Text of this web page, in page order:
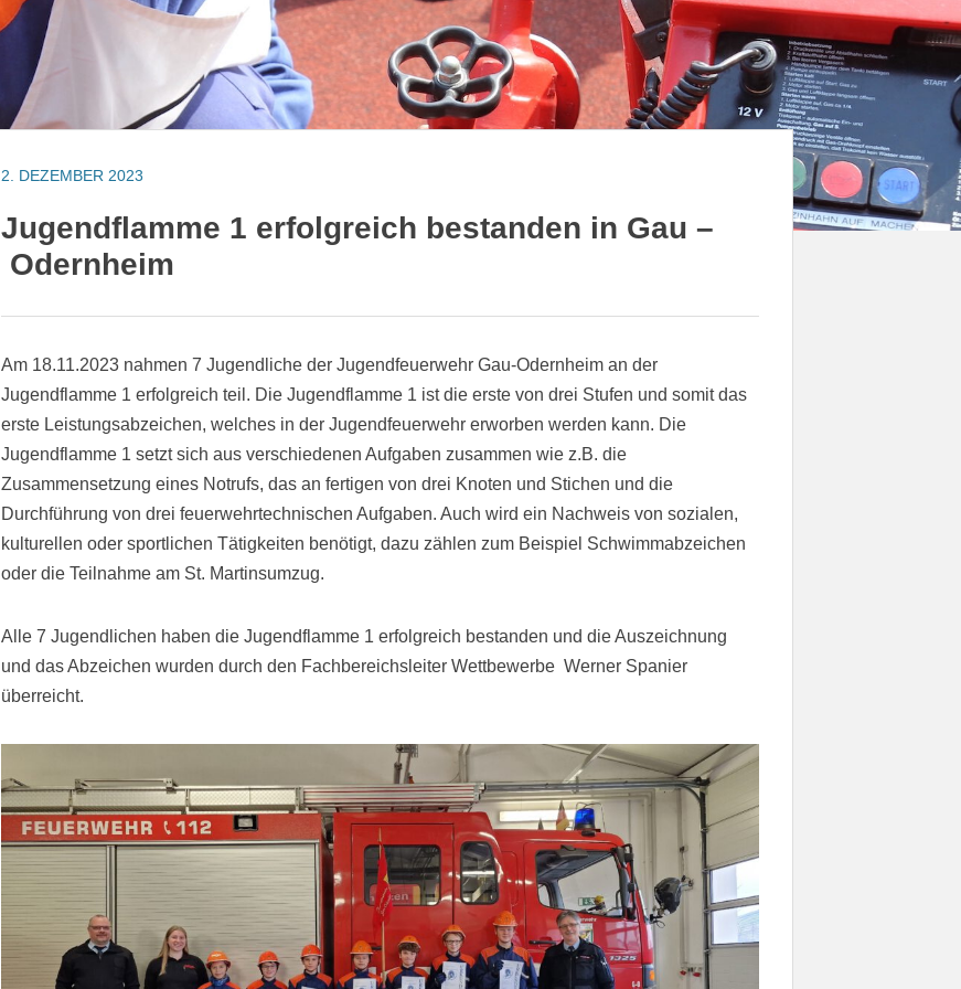
2. DEZEMBER 2023
Jugendflamme 1 erfolgreich bestanden in Gau –
Odernheim
Am 18.11.2023 nahmen 7 Jugendliche der Jugendfeuerwehr Gau-Odernheim an der
Jugendflamme 1 erfolgreich teil. Die Jugendflamme 1 ist die erste von drei Stufen und somit das
erste Leistungsabzeichen, welches in der Jugendfeuerwehr erworben werden kann. Die
Jugendflamme 1 setzt sich aus verschiedenen Aufgaben zusammen wie z.B. die
Zusammensetzung eines Notrufs, das an fertigen von drei Knoten und Stichen und die
Durchführung von drei feuerwehrtechnischen Aufgaben. Auch wird ein Nachweis von sozialen,
kulturellen oder sportlichen Tätigkeiten benötigt, dazu zählen zum Beispiel Schwimmabzeichen
oder die Teilnahme am St. Martinsumzug.
Alle 7 Jugendlichen haben die Jugendflamme 1 erfolgreich bestanden und die Auszeichnung
und das Abzeichen wurden durch den Fachbereichsleiter Wettbewerbe Werner Spanier
überreicht.